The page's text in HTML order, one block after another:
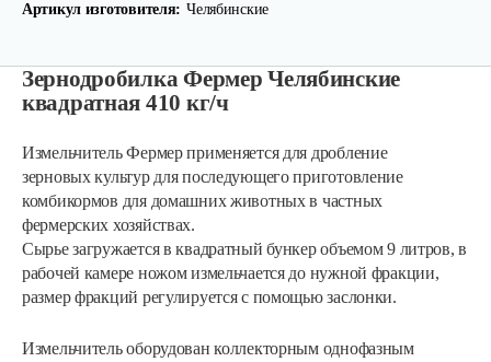
Артикул изготовителя: Челябинские
Зернодробилка Фермер Челябинские
квадратная 410 кг/ч
Измельчитель Фермер применяется для дробление
зерновых культур для последующего приготовление
комбикормов для домашних животных в частных
фермерских хозяйствах.
Сырье загружается в квадратный бункер объемом 9 литров, в
рабочей камере ножом измельчается до нужной фракции,
размер фракций регулируется с помощью заслонки.
Измельчитель оборудован коллекторным однофазным
209 руб Смотреть